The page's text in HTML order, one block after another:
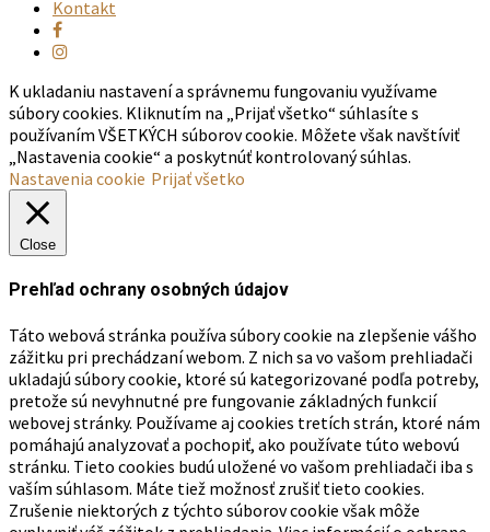
Kontakt
K ukladaniu nastavení a správnemu fungovaniu využívame
súbory cookies. Kliknutím na „Prijať všetko“ súhlasíte s
používaním VŠETKÝCH súborov cookie. Môžete však navštíviť
„Nastavenia cookie“ a poskytnúť kontrolovaný súhlas.
Nastavenia cookie Prijať všetko
Close
Prehľad ochrany osobných údajov
Táto webová stránka používa súbory cookie na zlepšenie vášho
zážitku pri prechádzaní webom. Z nich sa vo vašom prehliadači
ukladajú súbory cookie, ktoré sú kategorizované podľa potreby,
pretože sú nevyhnutné pre fungovanie základných funkcií
webovej stránky. Používame aj cookies tretích strán, ktoré nám
pomáhajú analyzovať a pochopiť, ako používate túto webovú
stránku. Tieto cookies budú uložené vo vašom prehliadači iba s
vaším súhlasom. Máte tiež možnosť zrušiť tieto cookies.
Zrušenie niektorých z týchto súborov cookie však môže